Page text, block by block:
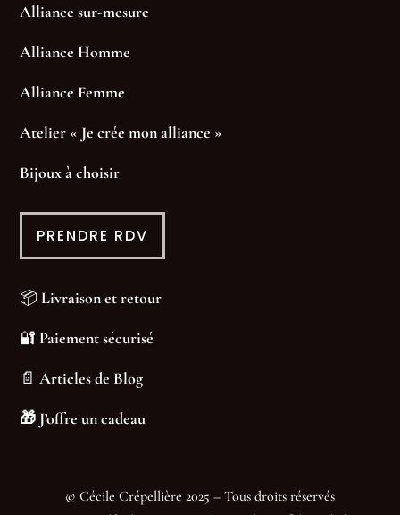
Alliance sur-mesure
Alliance Homme
Alliance Femme
Atelier « Je crée mon alliance »
Bijoux à choisir
PRENDRE RDV
📦Livraison et retour
🔐 Paiement sécurisé
📄Articles de Blog
🎁 J’offre un cadeau
© Cécile Crépellière 2025 – Tous droits réservés